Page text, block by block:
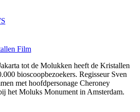
Film
tot de Molukken heeft de Kristallen
bioscoopbezoekers. Regisseur Sven
met hoofdpersonage Cheroney
het Moluks Monument in Amsterdam.